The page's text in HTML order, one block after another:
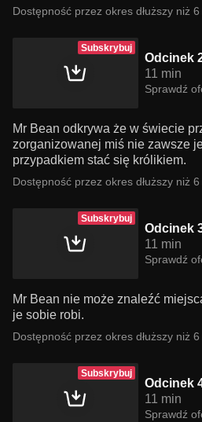
Dostępność przez okres dłuższy niż
Subskrybuj
Odcinek
11 min
Sprawdź
Mr Bean odkrywa że w świecie
zorganizowanej miś nie zawsze
przypadkiem stać się królikiem.
Dostępność przez okres dłuższy niż
Subskrybuj
Odcinek
11 min
Sprawdź
Mr Bean nie może znaleźć
je sobie robi.
Dostępność przez okres dłuższy niż
Subskrybuj
Odcinek
11 min
Sprawdź